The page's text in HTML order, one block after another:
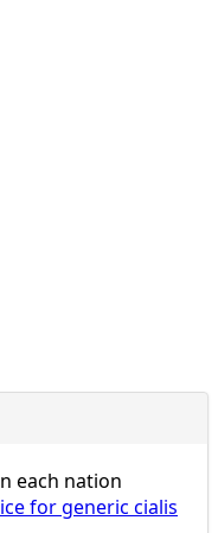
each nation
for generic cialis